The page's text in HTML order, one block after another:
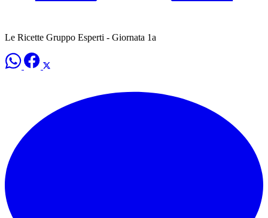
Le Ricette Gruppo Esperti - Giornata 1a